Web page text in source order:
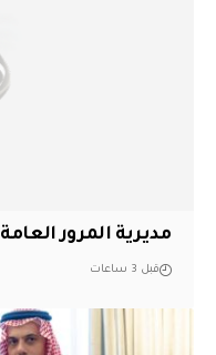
مديرية المرور
قبل 3 ساعات